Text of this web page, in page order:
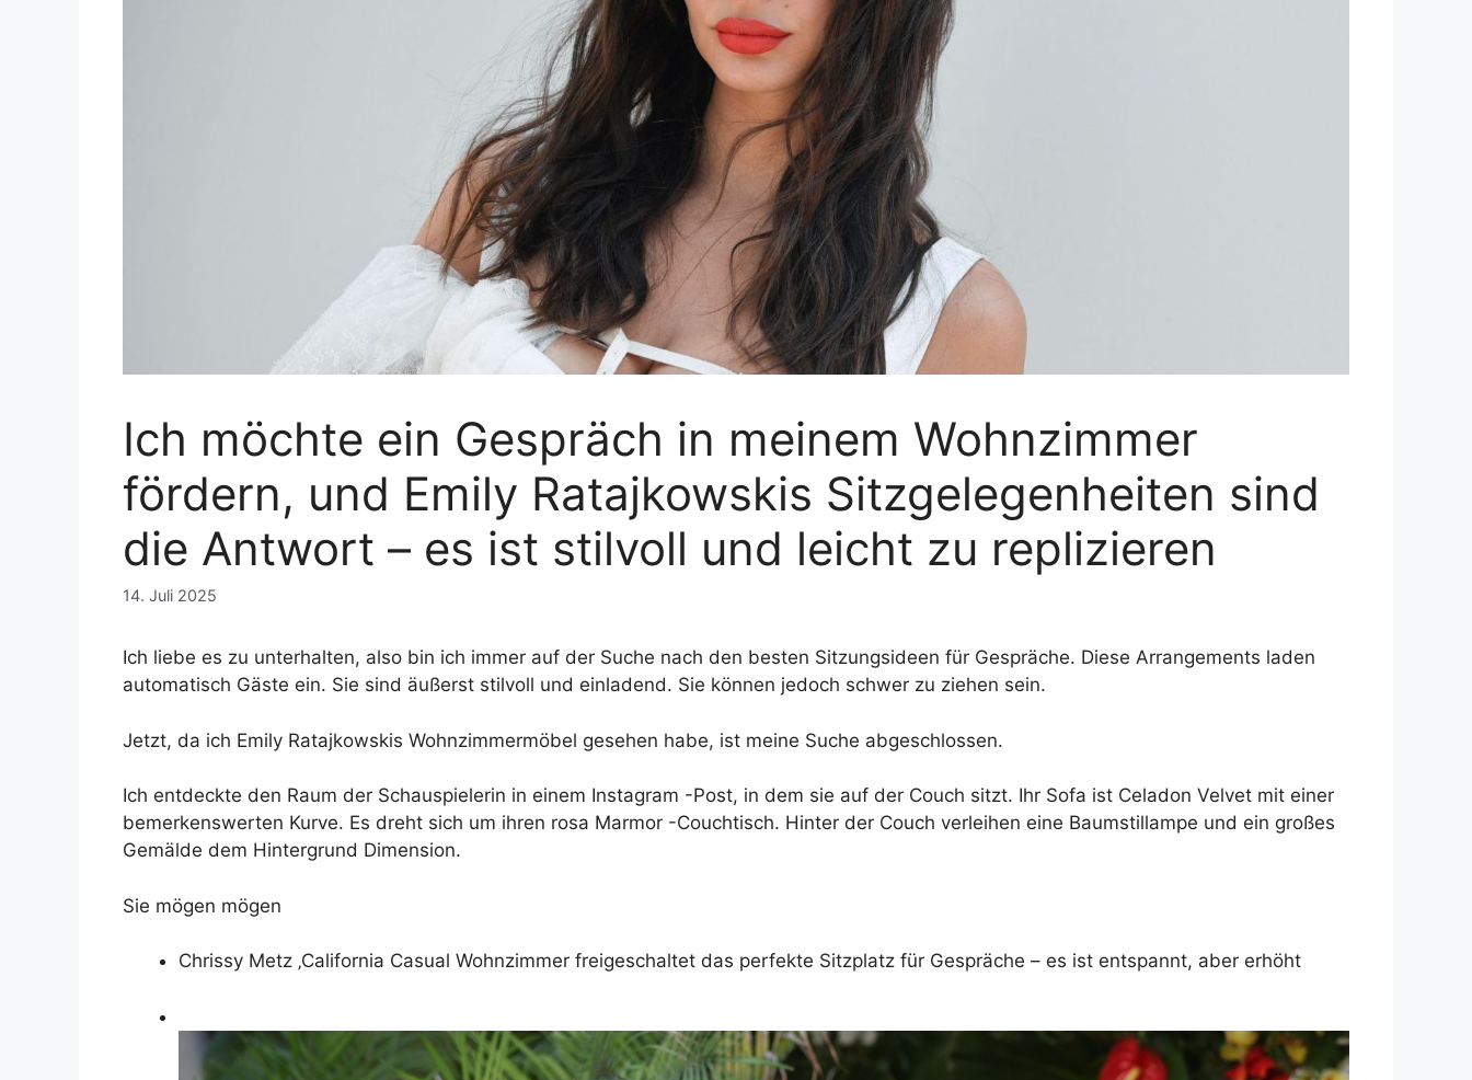
Ich möchte ein Gespräch in meinem Wohnzimmer
fördern, und Emily Ratajkowskis Sitzgelegenheiten sind
die Antwort – es ist stilvoll und leicht zu replizieren
14. Juli 2025
Ich liebe es zu unterhalten, also bin ich immer auf der Suche nach den besten Sitzungsideen für Gespräche. Diese Arrangements laden
automatisch Gäste ein. Sie sind äußerst stilvoll und einladend. Sie können jedoch schwer zu ziehen sein.
Jetzt, da ich Emily Ratajkowskis Wohnzimmermöbel gesehen habe, ist meine Suche abgeschlossen.
Ich entdeckte den Raum der Schauspielerin in einem Instagram -Post, in dem sie auf der Couch sitzt. Ihr Sofa ist Celadon Velvet mit einer
bemerkenswerten Kurve. Es dreht sich um ihren rosa Marmor -Couchtisch. Hinter der Couch verleihen eine Baumstillampe und ein großes
Gemälde dem Hintergrund Dimension.
Sie mögen mögen
Chrissy Metz ‚California Casual Wohnzimmer freigeschaltet das perfekte Sitzplatz für Gespräche – es ist entspannt, aber erhöht